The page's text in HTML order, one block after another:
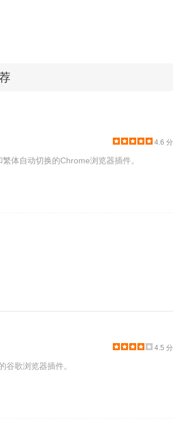
4.6 分
体自动切换的Chrome浏览器插件。
4.5 分
歌浏览器插件。